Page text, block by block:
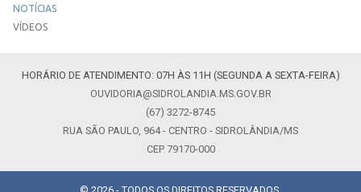
NOTÍCIAS
VÍDEOS
HORÁRIO DE ATENDIMENTO: 07H ÀS 11H (SEGUNDA A SEXTA-FEIRA)
OUVIDORIA@SIDROLANDIA.MS.GOV.BR
(67) 3272-8745
RUA SÃO PAULO, 964 - CENTRO - SIDROLÂNDIA/MS
CEP 79170-000